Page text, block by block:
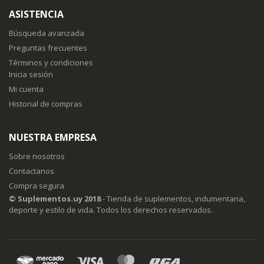
de
noticias:
ASISTENCIA
Búsqueda avanzada
Preguntas frecuentes
Términos y condiciones
Inicia sesión
Mi cuenta
Historial de compras
NUESTRA EMPRESA
Sobre nosotros
Contactanos
Compra segura
© Suplementos.uy 2018- Tienda de suplementos, indumentaria,
deporte y estilo de vida. Todos los derechos reservados.